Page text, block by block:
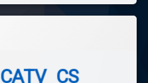
CATV CS